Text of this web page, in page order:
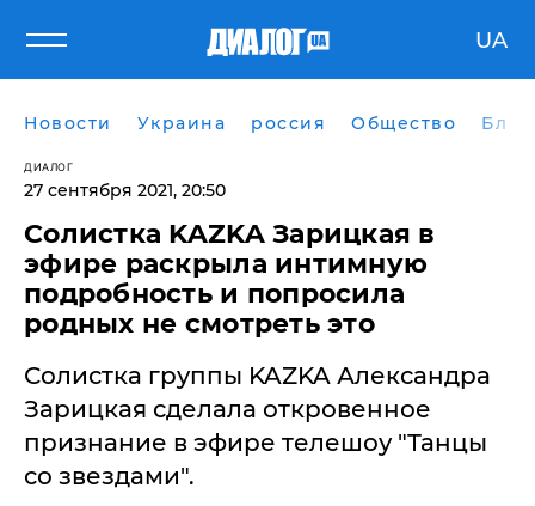
UA
Новости Украина россия Общество
ДИАЛОГ
27 сентября 2021, 20:50
Солистка KAZKA Зарицкая в
эфире раскрыла интимную
подробность и попросила
родных не смотреть это
Солистка группы KAZKA Александра
Зарицкая сделала откровенное
признание в эфире телешоу "Танцы
со звездами".